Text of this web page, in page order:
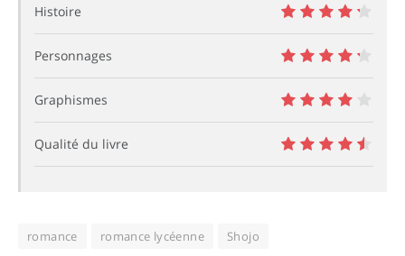
Histoire
Personnages
Graphismes
Qualité du livre
romance romance lycéenne Shojo